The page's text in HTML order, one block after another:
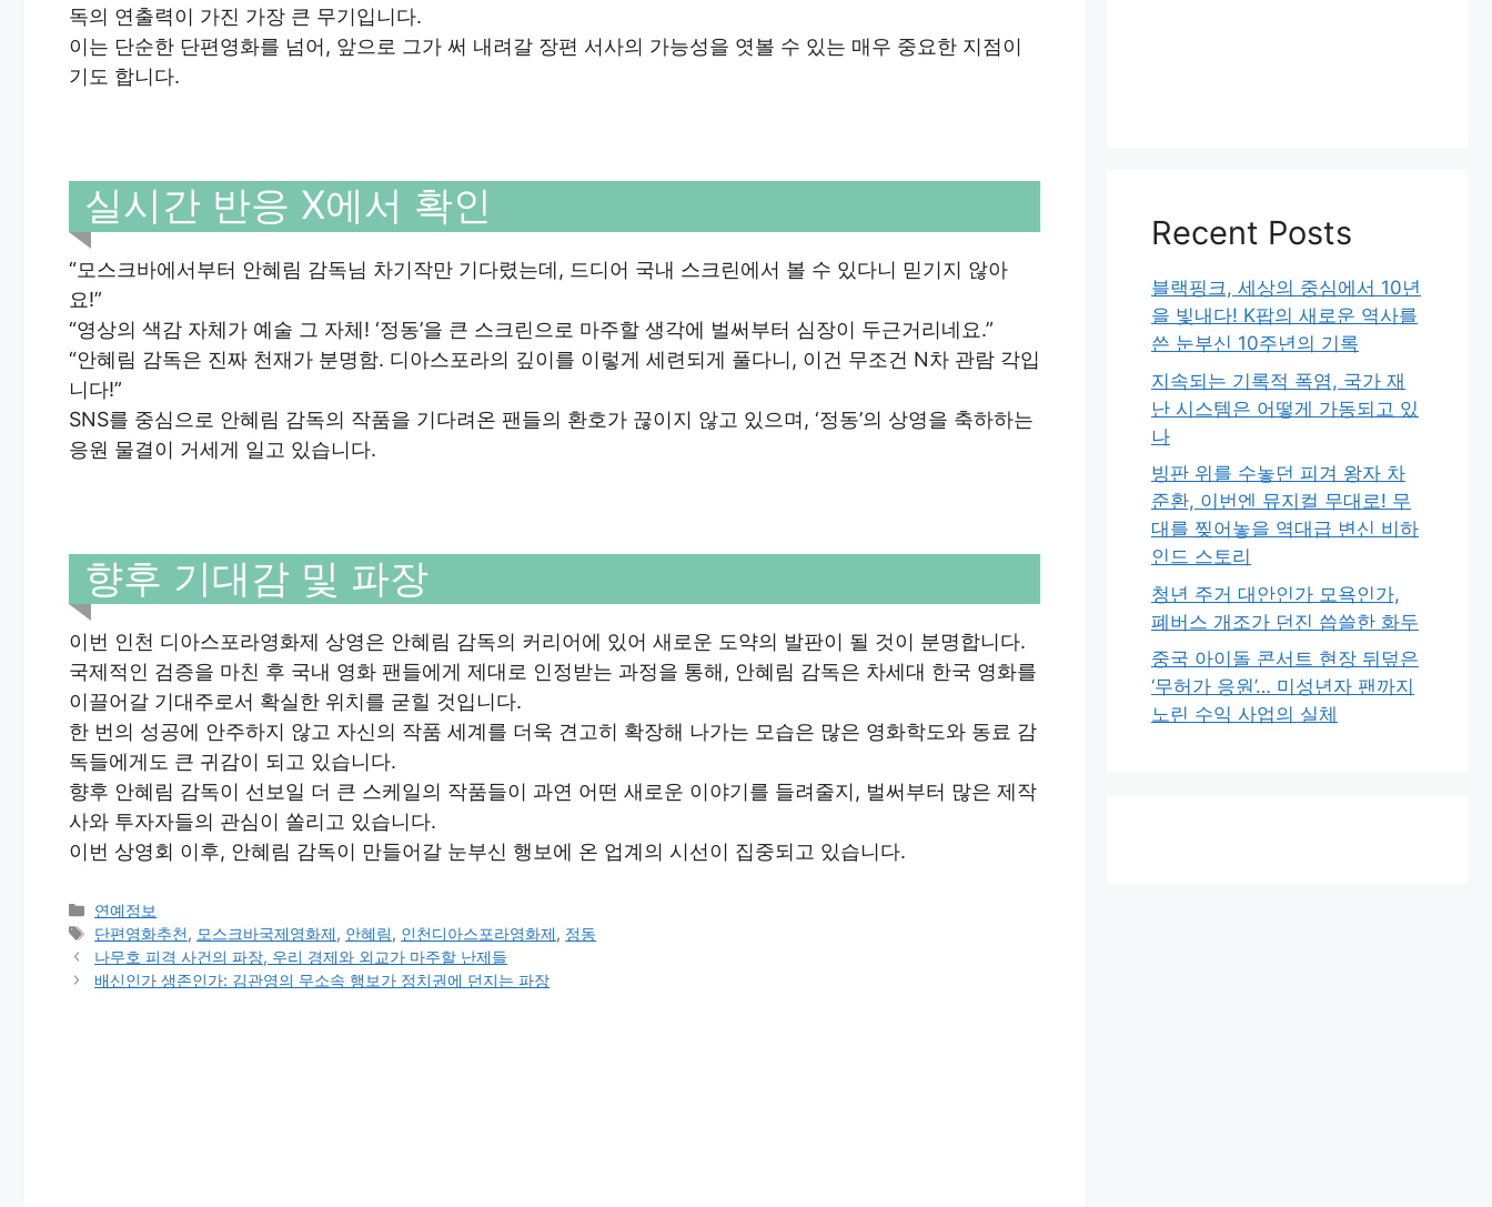
독의 연출력이 가진 가장 큰 무기입니다.
이는 단순한 단편영화를 넘어, 앞으로 그가 써 내려갈 장편 서사의 가능성을 엿볼 수 있는 매우 중요한 지점이
기도 합니다.
실시간 반응 X에서 확인
“모스크바에서부터 안혜림 감독님 차기작만 기다렸는데, 드디어 국내 스크린에서 볼 수 있다니 믿기지 않아
요!”
“영상의 색감 자체가 예술 그 자체! ‘정동’을 큰 스크린으로 마주할 생각에 벌써부터 심장이 두근거리네요.”
“안혜림 감독은 진짜 천재가 분명함. 디아스포라의 깊이를 이렇게 세련되게 풀다니, 이건 무조건 N차 관람 각입
니다!”
SNS를 중심으로 안혜림 감독의 작품을 기다려온 팬들의 환호가 끊이지 않고 있으며, ‘정동’의 상영을 축하하는
응원 물결이 거세게 일고 있습니다.
향후 기대감 및 파장
이번 인천 디아스포라영화제 상영은 안혜림 감독의 커리어에 있어 새로운 도약의 발판이 될 것이 분명합니다.
국제적인 검증을 마친 후 국내 영화 팬들에게 제대로 인정받는 과정을 통해, 안혜림 감독은 차세대 한국 영화를
이끌어갈 기대주로서 확실한 위치를 굳힐 것입니다.
한 번의 성공에 안주하지 않고 자신의 작품 세계를 더욱 견고히 확장해 나가는 모습은 많은 영화학도와 동료 감
독들에게도 큰 귀감이 되고 있습니다.
향후 안혜림 감독이 선보일 더 큰 스케일의 작품들이 과연 어떤 새로운 이야기를 들려줄지, 벌써부터 많은 제작
사와 투자자들의 관심이 쏠리고 있습니다.
이번 상영회 이후, 안혜림 감독이 만들어갈 눈부신 행보에 온 업계의 시선이 집중되고 있습니다.
Categories
연예정보
Tags
단편영화추천, 모스크바국제영화제, 안혜림, 인천디아스포라영화제, 정동
나무호 피격 사건의 파장, 우리 경제와 외교가 마주할 난제들
배신인가 생존인가: 김관영의 무소속 행보가 정치권에 던지는 파장
Recent Posts
블랙핑크, 세상의 중심에서 10년
을 빛내다! K팝의 새로운 역사를
쓴 눈부신 10주년의 기록
지속되는 기록적 폭염, 국가 재
난 시스템은 어떻게 가동되고 있
나
빙판 위를 수놓던 피겨 왕자 차
준환, 이번엔 뮤지컬 무대로! 무
대를 찢어놓을 역대급 변신 비하
인드 스토리
청년 주거 대안인가 모욕인가,
폐버스 개조가 던진 씁쓸한 화두
중국 아이돌 콘서트 현장 뒤덮은
‘무허가 응원’… 미성년자 팬까지
노린 수익 사업의 실체